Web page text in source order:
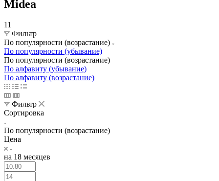
Midea
11
Фильтр
По популярности (возрастание)
По популярности (убывание)
По популярности (возрастание)
По алфавиту (убывание)
По алфавиту (возрастание)
Фильтр
Сортировка
По популярности (возрастание)
Цена
на 18 месяцев